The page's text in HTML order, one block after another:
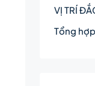
VỊ TRÍ
Tổng